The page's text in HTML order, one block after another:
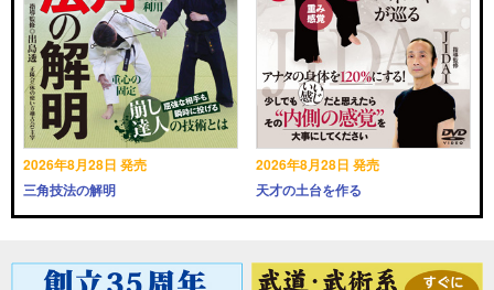
2026年8月28日 発売
三角技法の解明
2026年8月28日 発売
天才の土台を作る